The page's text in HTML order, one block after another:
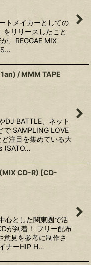
トメイカーとしての
リリースしたこと
、REGGAE MIX
/ MMM TAPE
DJ BATTLE、ネット
で SAMPLING LOVE
注目を集めている大
(SATO…
CD-R) [CD-
心とした関東圏で活
が到着！ フリー配布
意見を参考に制作さ
ナーHIP H…